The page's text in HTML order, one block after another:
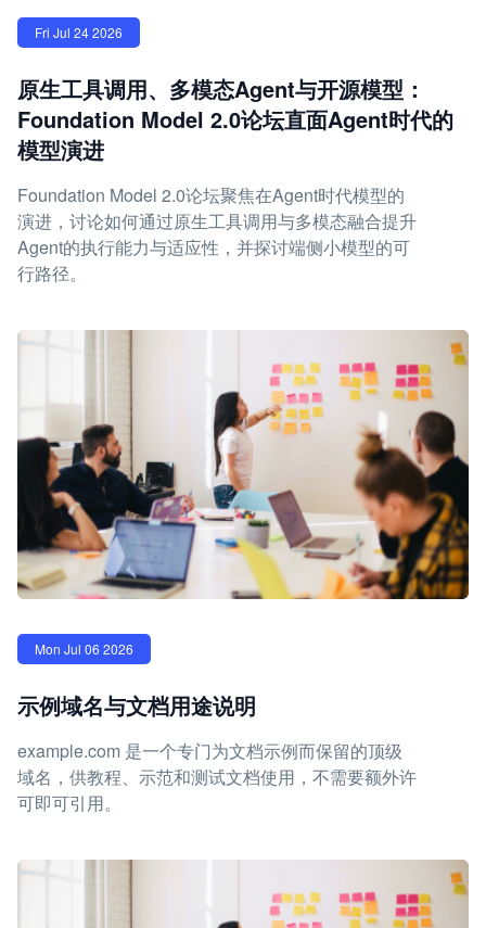
Fri Jul 24 2026
原生工具调用、多模态Agent与开源模型：
Foundation Model 2.0论坛直面Agent时代的
模型演进
Foundation Model 2.0论坛聚焦在Agent时代模型的
演进，讨论如何通过原生工具调用与多模态融合提升
Agent的执行能力与适应性，并探讨端侧小模型的可
行路径。
Mon Jul 06 2026
示例域名与文档用途说明
example.com 是一个专门为文档示例而保留的顶级
域名，供教程、示范和测试文档使用，不需要额外许
可即可引用。